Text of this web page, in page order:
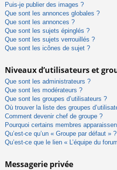
Puis-je publier des images ?
Que sont les annonces globales ?
Que sont les annonces ?
Que sont les sujets épinglés ?
Que sont les sujets verrouillés ?
Que sont les icônes de sujet ?
Niveaux d’utilisateurs et
Que sont les administrateurs ?
Que sont les modérateurs ?
Que sont les groupes d’utilisateurs ?
Où trouver la liste des groupes
Comment devenir chef de groupe ?
Pourquoi certains membres
Qu’est-ce qu’un « Groupe par défaut » ?
Qu’est-ce que le lien « L’équipe du
Messagerie privée